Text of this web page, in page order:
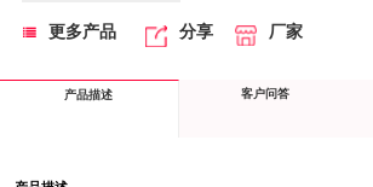
更多产品 分享 厂家
产品描述 客户问答